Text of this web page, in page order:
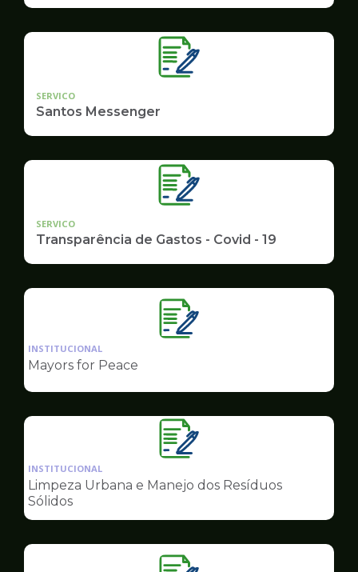
SERVICO
Santos Messenger
SERVICO
Transparência de Gastos - Covid - 19
Ilustração
da
Governo
INSTITUCIONAL
Mayors for Peace
Ilustração
da
pagina
Governo
INSTITUCIONAL
Limpeza Urbana e Manejo dos Resíduos
Sólidos